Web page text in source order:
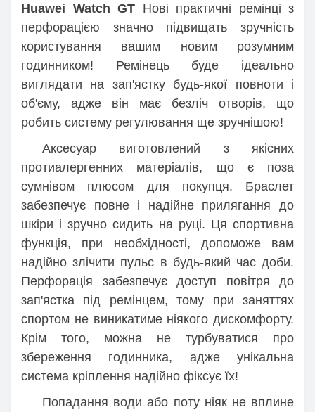
Huawei Watch GT Нові практичні ремінці з
перфорацією значно підвищать зручність
користування вашим новим розумним
годинником! Ремінець буде ідеально
виглядати на зап'ястку будь-якої повноти і
об'єму, адже він має безліч отворів, що
робить систему регулювання ще зручнішою!
Аксесуар виготовлений з якісних
протиалергенних матеріалів, що є поза
сумнівом плюсом для покупця. Браслет
забезпечує повне і надійне прилягання до
шкіри і зручно сидить на руці. Ця спортивна
функція, при необхідності, допоможе вам
надійно злічити пульс в будь-який час доби.
Перфорація забезпечує доступ повітря до
зап'ястка під ремінцем, тому при заняттях
спортом не виникатиме ніякого дискомфорту.
Крім того, можна не турбуватися про
збереження годинника, адже унікальна
система кріплення надійно фіксує їх!
Попадання води або поту ніяк не вплине